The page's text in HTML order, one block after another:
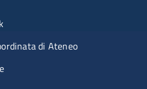
di Ateneo